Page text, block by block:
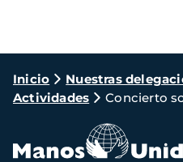
Ruta
de
navegación
Inicio Nuestras
Actividades
Concierto